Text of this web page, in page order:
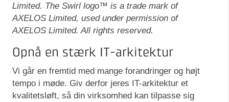
Limited. The Swirl logo™ is a trade mark of
AXELOS Limited, used under permission of
AXELOS Limited. All rights reserved.
Opnå en stærk IT-arkitektur
Vi går en fremtid med mange forandringer og højt
tempo i møde. Giv derfor jeres IT-arkitektur et
kvalitetsløft, så din virksomhed kan tilpasse sig